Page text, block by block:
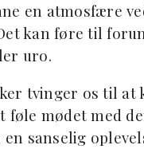
en atmosfære
kan føre til
uro.
tvinger os til at
føle mødet med
sanselig